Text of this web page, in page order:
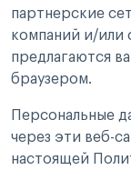
партнерские
компаний и/или
предлагаются
браузером.
Персональные
через эти веб-
настоящей